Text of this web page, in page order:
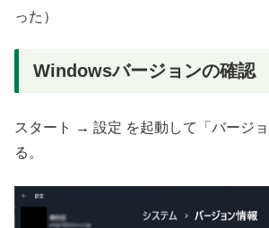
った）
Windowsバージョンの確認
スタート → 設定 を起動して「バージ
る。